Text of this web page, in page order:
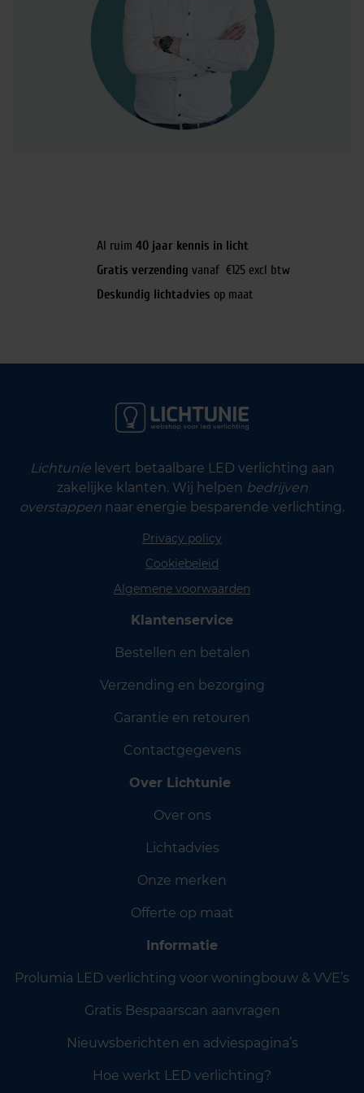
Al ruim 40 jaar kennis in licht
Gratis verzending vanaf €125 excl btw
Deskundig lichtadvies op maat
Lichtunielevert betaalbare LED verlichting aan
zakelijke klanten. Wij helpen bedrijven
overstappen naar energie besparende verlichting.
Privacy policy
Cookiebeleid
Algemene voorwaarden
Klantenservice
Bestellen en betalen
Verzending en bezorging
Garantie en retouren
Contactgegevens
Over Lichtunie
Over ons
Lichtadvies
Onze merken
Offerte op maat
Informatie
Prolumia LED verlichting voor woningbouw & VVE’s
Gratis Bespaarscan aanvragen
Nieuwsberichten en adviespagina’s
Hoe werkt LED verlichting?